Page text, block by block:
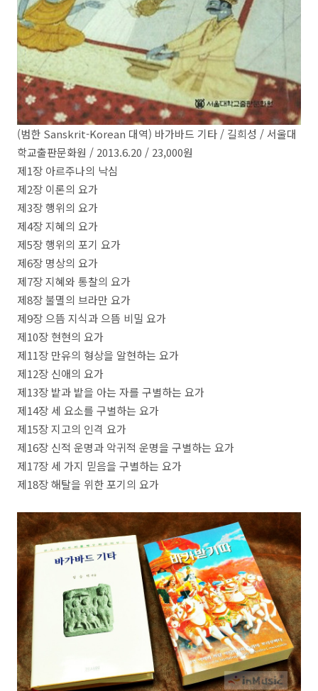
(범한 Sanskrit-Korean 대역) 바가바드 기타 / 길희성 / 서울대
학교출판문화원 / 2013.6.20 / 23,000원
제1장 아르주나의 낙심
제2장 이론의 요가
제3장 행위의 요가
제4장 지혜의 요가
제5장 행위의 포기 요가
제6장 명상의 요가
제7장 지혜와 통찰의 요가
제8장 불멸의 브라만 요가
제9장 으뜸 지식과 으뜸 비밀 요가
제10장 현현의 요가
제11장 만유의 형상을 알현하는 요가
제12장 신애의 요가
제13장 밭과 밭을 아는 자를 구별하는 요가
제14장 세 요소를 구별하는 요가
제15장 지고의 인격 요가
제16장 신적 운명과 악귀적 운명을 구별하는 요가
제17장 세 가지 믿음을 구별하는 요가
제18장 해탈을 위한 포기의 요가